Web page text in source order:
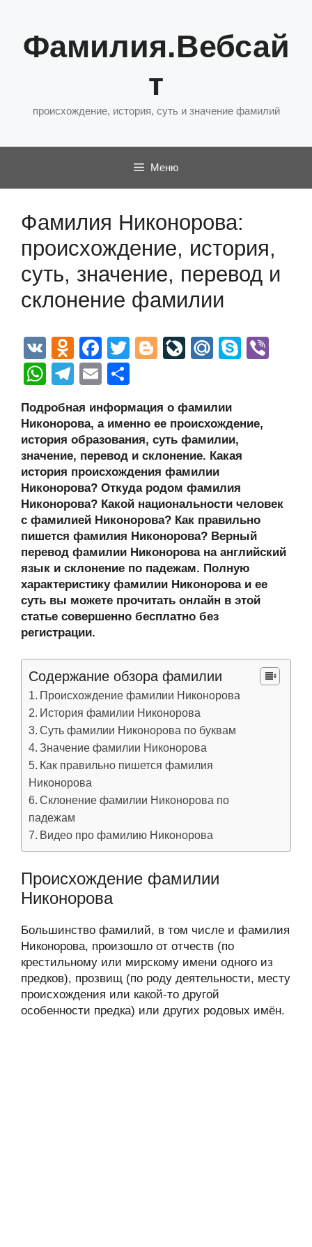
содержимому
Фамилия.Вебсай
т
происхождение, история, суть и значение фамилий
Меню
Фамилия Никонорова:
происхождение, история,
суть, значение, перевод и
склонение фамилии
V
K
O
d
n
o
kl
a
ss
ni
ki
F
a
c
e
b
o
o
k
T
er
Bl
g
er
Li
J
o
ur
n
al
M
u
S
e
W
at
s
A
p
p
T
e
gr
a
m
E
ail р
а
в
и
ть
Подробная информация о фамилии
Никонорова, а именно ее происхождение,
история образования, суть фамилии,
значение, перевод и склонение. Какая
история происхождения фамилии
Никонорова? Откуда родом фамилия
Никонорова? Какой национальности человек
с фамилией Никонорова? Как правильно
пишется фамилия Никонорова? Верный
перевод фамилии Никонорова на английский
язык и склонение по падежам. Полную
характеристику фамилии Никонорова и ее
суть вы можете прочитать онлайн в этой
статье совершенно бесплатно без
регистрации.
Содержание обзора фамилии
Происхождение фамилии Никонорова
История фамилии Никонорова
Суть фамилии Никонорова по буквам
Значение фамилии Никонорова
Как правильно пишется фамилия
Никонорова
Склонение фамилии Никонорова по
падежам
Видео про фамилию Никонорова
Происхождение фамилии
Никонорова
Большинство фамилий, в том числе и фамилия
Никонорова, произошло от отчеств (по
крестильному или мирскому имени одного из
предков), прозвищ (по роду деятельности, месту
происхождения или какой-то другой
особенности предка) или других родовых имён.